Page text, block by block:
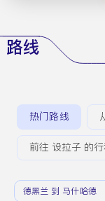
路线
热门路线
前往 设拉子 的
德黑兰 到 马什哈德